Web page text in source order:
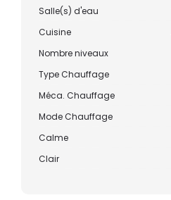
Salle(s) d'eau
Cuisine
Nombre niveaux
Type Chauffage
Méca. Chauffage
Mode Chauffage
Calme
Clair